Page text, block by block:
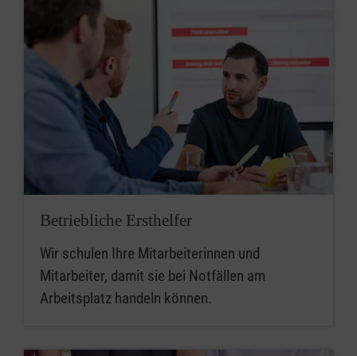
Betriebliche Ersthelfer
Wir schulen Ihre Mitarbeiterinnen und
Mitarbeiter, damit sie bei Notfällen am
Arbeitsplatz handeln können.